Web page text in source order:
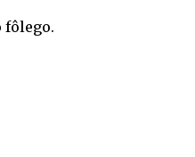
fôlego.